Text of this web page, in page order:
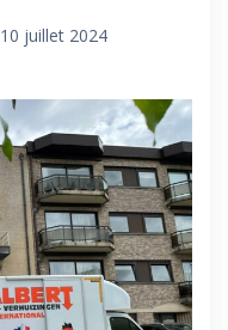
10 juillet 2024